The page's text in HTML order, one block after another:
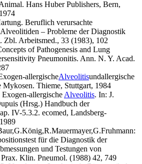
Hans Huber Publishers, Bern,
Beruflich verursachte
– Probleme der Diagnostik
Zbl. Arbeitsmed., 33 (1983), 102
of Pathogenesis and Lung
Pneumonitis. Ann. N. Y. Acad.
allergischeAlveolitisundallergische
Mykosen. Thieme, Stuttgart, 1984
allergische Alveolitis. In: J.
(Hrsg.) Handbuch der
IV-5.3.2. ecomed, Landsberg-
für die Diagnostik der
und Testungen von
Klin. Pneumol. (1988) 42, 749